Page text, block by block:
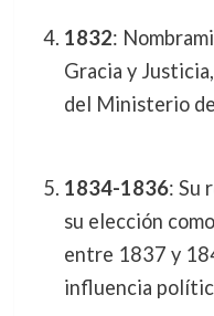
1832:
Gracia y
del Ministerio
1834-1836: Su
su elección
entre 1837 y
influencia